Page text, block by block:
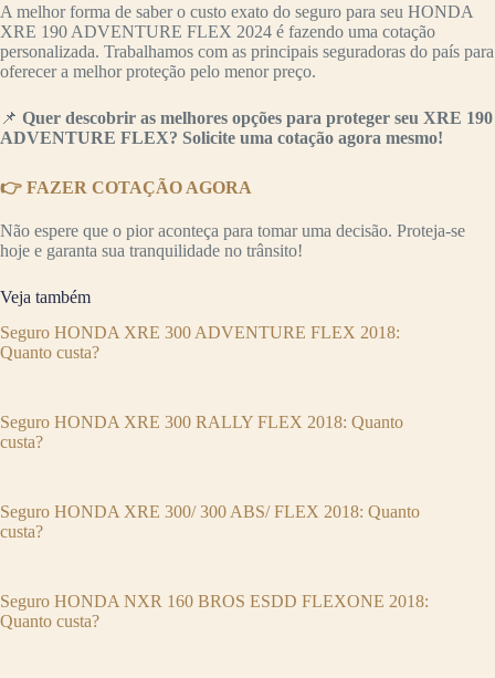
A melhor forma de saber o custo exato do seguro para seu HONDA
XRE 190 ADVENTURE FLEX 2024 é fazendo uma cotação
personalizada. Trabalhamos com as principais seguradoras do país para
oferecer a melhor proteção pelo menor preço.
📌 Quer descobrir as melhores opções para proteger seu XRE 190
ADVENTURE FLEX? Solicite uma cotação agora mesmo!
👉 FAZER COTAÇÃO AGORA
Não espere que o pior aconteça para tomar uma decisão. Proteja-se
hoje e garanta sua tranquilidade no trânsito!
Veja também
Seguro HONDA XRE 300 ADVENTURE FLEX 2018:
Quanto custa?
Seguro HONDA XRE 300 RALLY FLEX 2018: Quanto
custa?
Seguro HONDA XRE 300/ 300 ABS/ FLEX 2018: Quanto
custa?
Seguro HONDA NXR 160 BROS ESDD FLEXONE 2018:
Quanto custa?